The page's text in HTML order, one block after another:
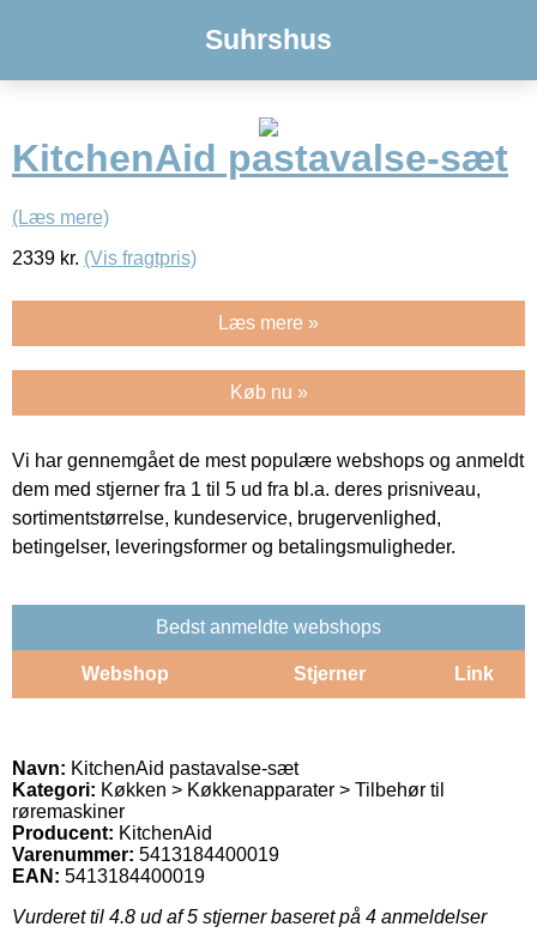
Suhrshus
KitchenAid pastavalse-sæt
(Læs mere)
2339 kr. (Vis fragtpris)
Læs mere »
Køb nu »
Vi har gennemgået de mest populære webshops og anmeldt
dem med stjerner fra 1 til 5 ud fra bl.a. deres prisniveau,
sortimentstørrelse, kundeservice, brugervenlighed,
betingelser, leveringsformer og betalingsmuligheder.
Bedst anmeldte webshops
Webshop Stjerner Link
Navn: KitchenAid pastavalse-sæt
Kategori: Køkken > Køkkenapparater > Tilbehør til
røremaskiner
Producent: KitchenAid
Varenummer: 5413184400019
EAN: 5413184400019
Vurderet til 4.8 ud af 5 stjerner baseret på 4 anmeldelser